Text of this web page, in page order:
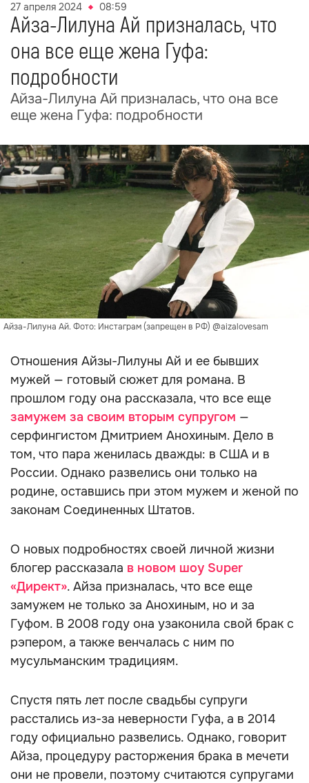
27 апреля 2024 08:59
Айза-Лилуна Ай призналась, что
она все еще жена Гуфа:
подробности
Айза-Лилуна Ай призналась, что она все
еще жена Гуфа: подробности
Айза-Лилуна Ай. Фото: Инстаграм (запрещен в РФ) @aizalovesam
Отношения Айзы-Лилуны Ай и ее бывших
мужей — готовый сюжет для романа. В
прошлом году она рассказала, что все еще
замужем за своим вторым супругом —
серфингистом Дмитрием Анохиным. Дело в
том, что пара женилась дважды: в США и в
России. Однако развелись они только на
родине, оставшись при этом мужем и женой по
законам Соединенных Штатов.
О новых подробностях своей личной жизни
блогер рассказала в новом шоу Super
«Директ». Айза призналась, что все еще
замужем не только за Анохиным, но и за
Гуфом. В 2008 году она узаконила свой брак с
рэпером, а также венчалась с ним по
мусульманским традициям.
Спустя пять лет после свадьбы супруги
расстались из-за неверности Гуфа, а в 2014
году официально развелись. Однако, говорит
Айза, процедуру расторжения брака в мечети
они не провели, поэтому считаются супругами